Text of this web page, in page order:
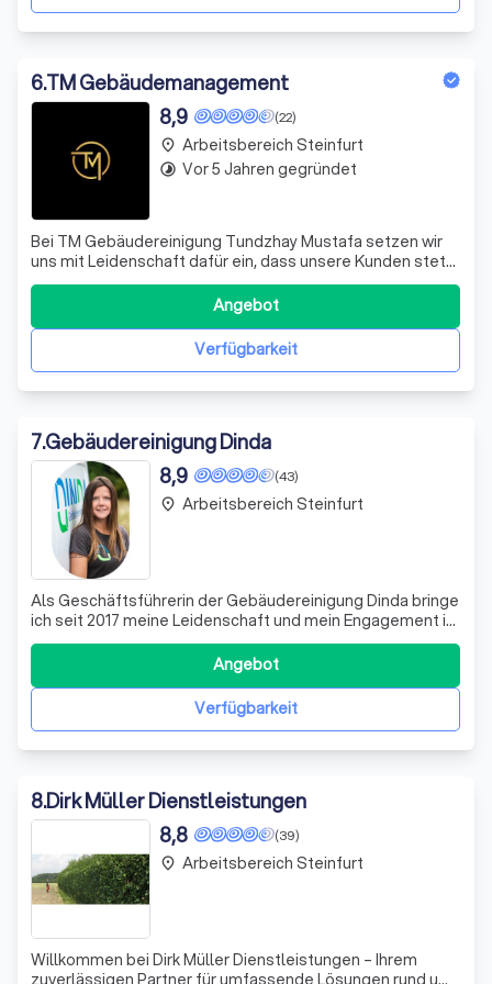
6.TM Gebäudemanagement
(22)
8,9
Bei TM Gebäudereinigung Tundzhay Mustafa setzen wir
uns mit Leidenschaft dafür ein, dass unsere Kunden stets
höchstzufrieden sind. Als inhabergeführtes Unternehmen
liegt es mir, Tundzhay Mustafa, persönlich am Herzen,
Ihnen Dienstleistungen zu bieten, die Sie so überzeugen,
dass Sie langfristig aufVerfügbarkeit
Angebot
place Arbeitsbereich Steinfurt
timelapse Vor 5 Jahren gegründet
7.Gebäudereinigung Dinda
(43)
8,9
Als Geschäftsführerin der Gebäudereinigung Dinda bringe
ich seit 2017 meine Leidenschaft und mein Engagement in
die Reinigungsbranche ein. Meine Reise begann in der
sozialen Arbeit und Logistik, aber es war die Weltreise, die
mich dazu inspirierte, den Sprung in die Selbstständigkeit
zu wagen. Die E
Verfügbarkeit
Angebot
place Arbeitsbereich Steinfurt
8.Dirk Müller Dienstleistungen
(39)
8,8
Willkommen bei Dirk Müller Dienstleistungen – Ihrem
zuverlässigen Partner für umfassende Lösungen rund um
place Arbeitsbereich Steinfurt